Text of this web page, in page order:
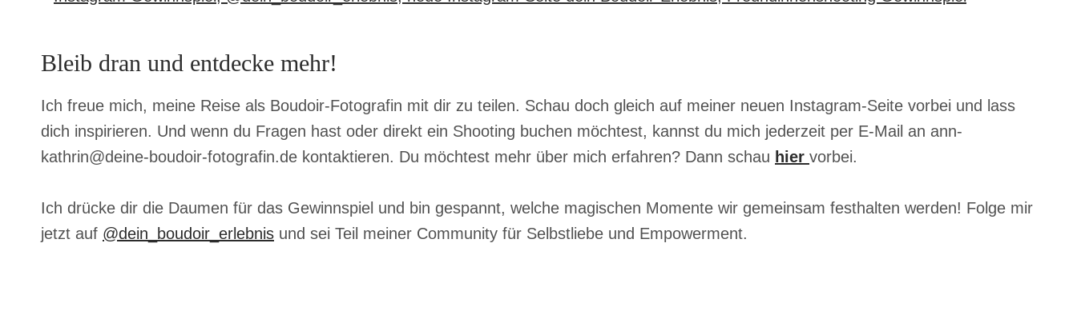
Bleib dran und entdecke mehr!
Ich freue mich, meine Reise als Boudoir-Fotografin mit dir zu teilen. Schau doch gleich auf meiner neuen Instagram-Seite vorbei und lass
dich inspirieren. Und wenn du Fragen hast oder direkt ein Shooting buchen möchtest, kannst du mich jederzeit per E-Mail an ann-
kathrin@deine-boudoir-fotografin.de kontaktieren. Du möchtest mehr über mich erfahren? Dann schau hier vorbei.
Ich drücke dir die Daumen für das Gewinnspiel und bin gespannt, welche magischen Momente wir gemeinsam festhalten werden! Folge mir
jetzt auf @dein_boudoir_erlebnis und sei Teil meiner Community für Selbstliebe und Empowerment.